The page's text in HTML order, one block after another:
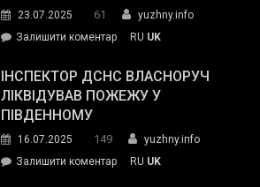
гуманітарну
допомогу
23.07.2025 61
yuzhny.info
Залишити коментарon
провів
нараду
силових
та
RU UK
ІНСПЕКТОР ДСНС ВЛАСНОРУЧ
ЛІКВІДУВАВ ПОЖЕЖУ У
ПІВДЕННОМУ
16.07.2025 149
yuzhny.info
Залишити коментарon
RU UK